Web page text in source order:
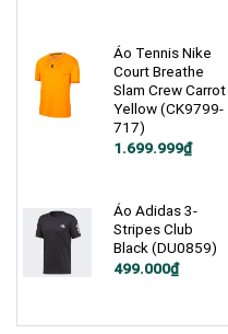
Áo Tennis Nike
Court Breathe
Slam Crew Carrot
Yellow (CK9799-
717)
Giá
1.699.999₫
Giá
1.699.999₫.
Áo Adidas 3-
Stripes Club
Black (DU0859)
Giá
499.000₫
Giá
499.000₫.